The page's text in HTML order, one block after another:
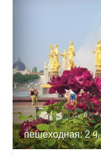
пешеходная: 2 ч.